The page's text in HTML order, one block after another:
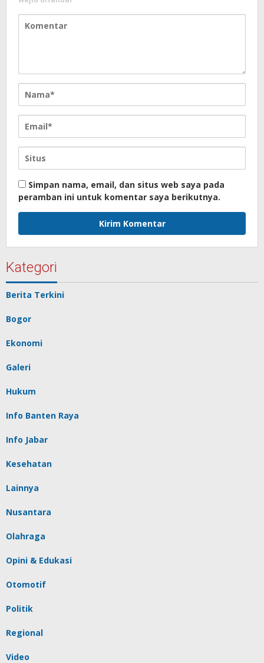
Simpan nama, email, dan situs web saya pada
peramban ini untuk komentar saya berikutnya.
Kategori
Berita Terkini
Bogor
Ekonomi
Galeri
Hukum
Info Banten Raya
Info Jabar
Kesehatan
Lainnya
Nusantara
Olahraga
Opini & Edukasi
Otomotif
Politik
Regional
Video